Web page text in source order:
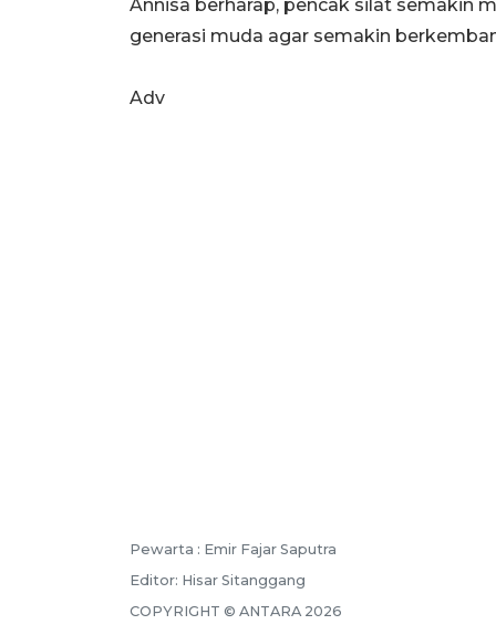
Annisa berharap, pencak silat semakin
generasi muda agar semakin
Adv
Pewarta : Emir Fajar Saputra
Editor: Hisar Sitanggang
COPYRIGHT © ANTARA 2026